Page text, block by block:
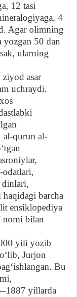
12 tasi
4
Agar olimning
yozgan 50 dan
ularning
asar
uchraydi.
al-qurun al-
dinlari,
barcha
ensiklopediya
nomi bilan
yili yozib
Jurjon
Bu
yillarda